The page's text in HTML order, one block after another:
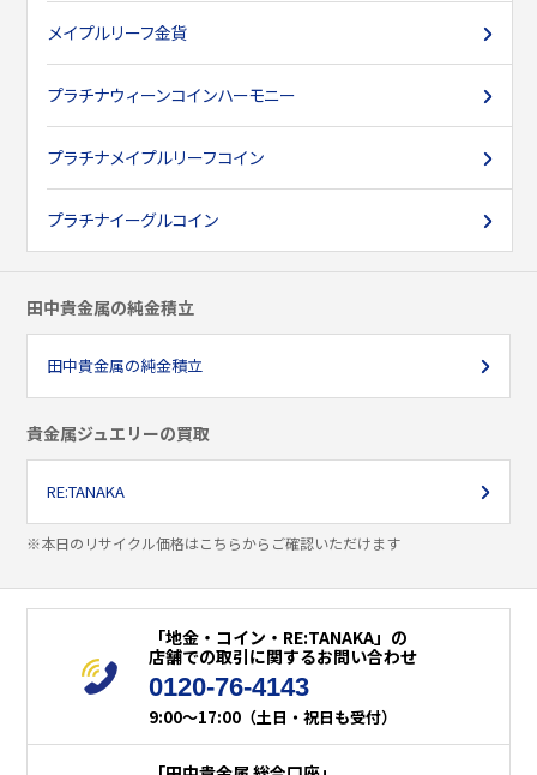
メイプルリーフ金貨
プラチナウィーンコインハーモニー
プラチナメイプルリーフコイン
プラチナイーグルコイン
田中貴金属の純金積立
田中貴金属の純金積立
貴金属ジュエリーの買取
RE:TANAKA
※本日のリサイクル価格はこちらからご確認いただけます
「地金・コイン・RE:TANAKA」の
店舗での取引に関するお問い合わせ
0120-76-4143
9:00～17:00（土日・祝日も受付）